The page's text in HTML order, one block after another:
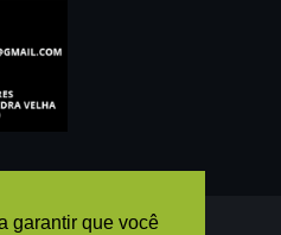
garantir que você